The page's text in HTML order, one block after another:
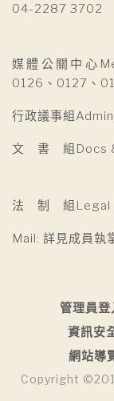
04-2287 3702
媒體公關中心
0126、0127、
行政議事組
文 書 組Docs
法 制 組Legal
Mail: 詳見成員執
管理員登
資訊
網站導
Copyright